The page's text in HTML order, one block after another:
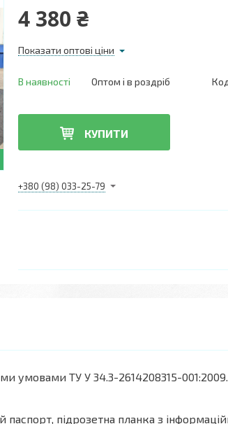
4 380 ₴
Показати оптові ціни
В наявності Оптом і в роздріб
КУПИТИ
+380 (98) 033-25-79
умовами ТУ У 34.3-2614208315-001:2009.
паспорт, підрозетна планка з